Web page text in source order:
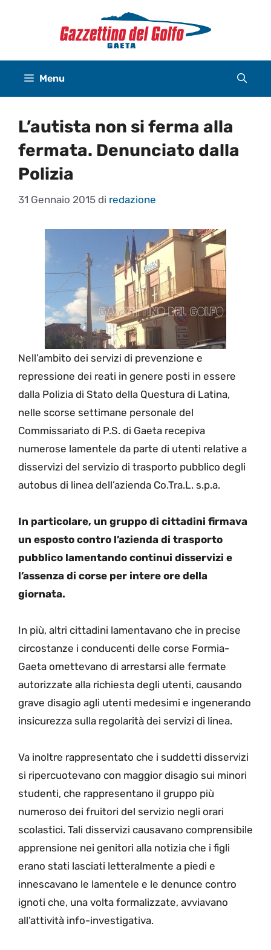
Menu
L’autista non si ferma alla
fermata. Denunciato dalla
Polizia
31 Gennaio 2015 di redazione
Nell’ambito dei servizi di prevenzione e
repressione dei reati in genere posti in essere
dalla Polizia di Stato della Questura di Latina,
nelle scorse settimane personale del
Commissariato di P.S. di Gaeta recepiva
numerose lamentele da parte di utenti relative a
disservizi del servizio di trasporto pubblico degli
autobus di linea dell’azienda Co.Tra.L. s.p.a.
In particolare, un gruppo di cittadini firmava
un esposto contro l’azienda di trasporto
pubblico lamentando continui disservizi e
l’assenza di corse per intere ore della
giornata.
In più, altri cittadini lamentavano che in precise
circostanze i conducenti delle corse Formia-
Gaeta omettevano di arrestarsi alle fermate
autorizzate alla richiesta degli utenti, causando
grave disagio agli utenti medesimi e ingenerando
insicurezza sulla regolarità dei servizi di linea.
Va inoltre rappresentato che i suddetti disservizi
si ripercuotevano con maggior disagio sui minori
studenti, che rappresentano il gruppo più
numeroso dei fruitori del servizio negli orari
scolastici. Tali disservizi causavano comprensibile
apprensione nei genitori alla notizia che i figli
erano stati lasciati letteralmente a piedi e
innescavano le lamentele e le denunce contro
ignoti che, una volta formalizzate, avviavano
all’attività info-investigativa.